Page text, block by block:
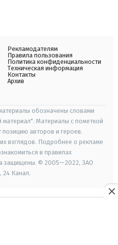
Рекламодателям
Правила пользования
Политика конфиденциальности
Техническая информация
Контакты
Архив
обозначены словами
материал". Материалы с пометкой
авторов и героев.
взглядов. Подробнее о рекламе
в правилах
защищены. © 2005—2022, ЗАО
24 Канал.